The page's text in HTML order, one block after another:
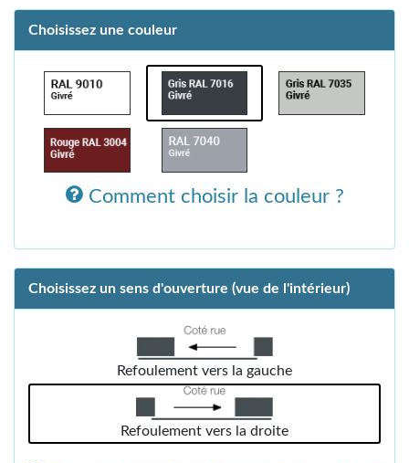
Choisissez une couleur
Comment choisir la couleur ?
Choisissez un sens d'ouverture (vue de l'intérieur)
Refoulement vers la gauche
Refoulement vers la droite